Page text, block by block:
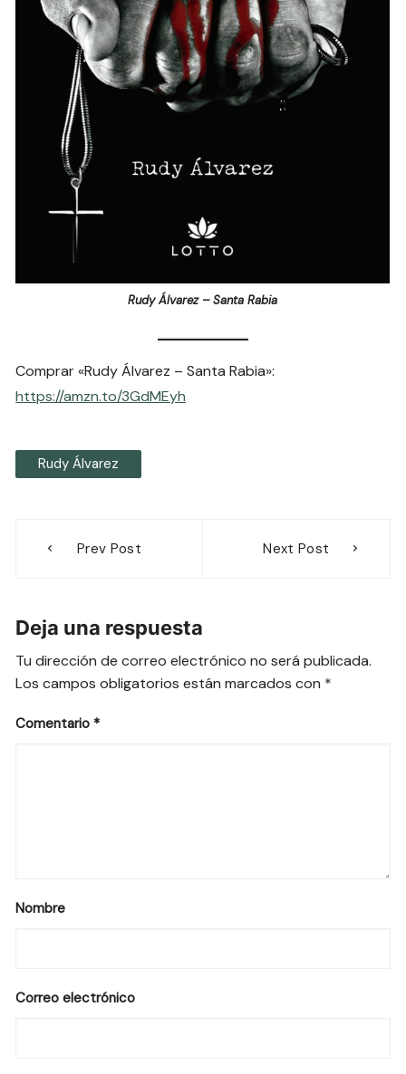
Rudy Álvarez – Santa Rabia
Comprar «Rudy Álvarez – Santa Rabia»:
https://amzn.to/3GdMEyh
Rudy Álvarez
Prev Post Next Post
Deja una respuesta
Tu dirección de correo electrónico no será publicada.
Los campos obligatorios están marcados con *
Comentario *
Nombre
Correo electrónico